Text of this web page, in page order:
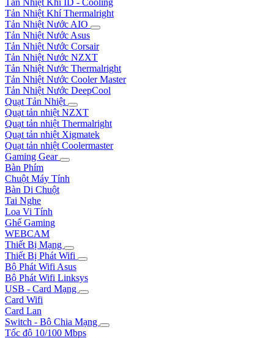
Tản Nhiệt Khí Thermalright
Tản Nhiệt Nước AIO
Tản Nhiệt Nước Asus
Tản Nhiệt Nước Corsair
Tản Nhiệt Nước NZXT
Tản Nhiệt Nước Thermalright
Tản Nhiệt Nước Cooler Master
Tản Nhiệt Nước DeepCool
Quạt Tản Nhiệt
Quạt tản nhiệt NZXT
Quạt tản nhiệt Thermalright
Quạt tản nhiệt Xigmatek
Quạt tản nhiệt Coolermaster
Gaming Gear
Bàn Phím
Chuột Máy Tính
Bàn Di Chuột
Tai Nghe
Loa Vi Tính
Ghế Gaming
WEBCAM
Thiết Bị Mạng
Thiết Bị Phát Wifi
Bộ Phát Wifi Asus
Bộ Phát Wifi Linksys
USB - Card Mạng
Card Wifi
Card Lan
Switch - Bộ Chia Mạng
Tốc độ 10/100 Mbps